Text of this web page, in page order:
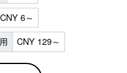
CNY 6～
CNY 129～